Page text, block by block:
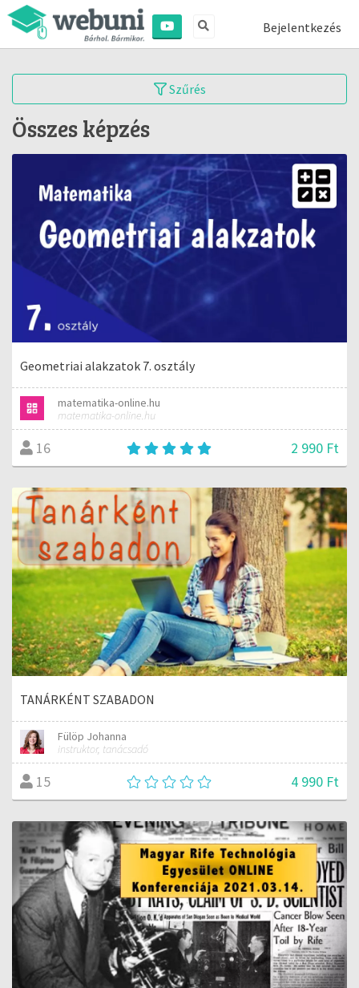
Bejelentkezés
Szűrés
Összes képzés
Geometriai alakzatok 7. osztály
matematika-online.hu
matematika-online.hu
16 2 990 Ft
TANÁRKÉNT SZABADON
Fülöp Johanna
instruktor, tanácsadó
15 4 990 Ft